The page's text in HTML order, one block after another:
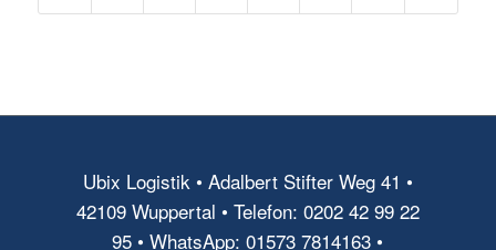
Ubix Logistik • Adalbert Stifter Weg 41 •
42109 Wuppertal • Telefon: 0202 42 99 22
95 • WhatsApp: 01573 7814163 •